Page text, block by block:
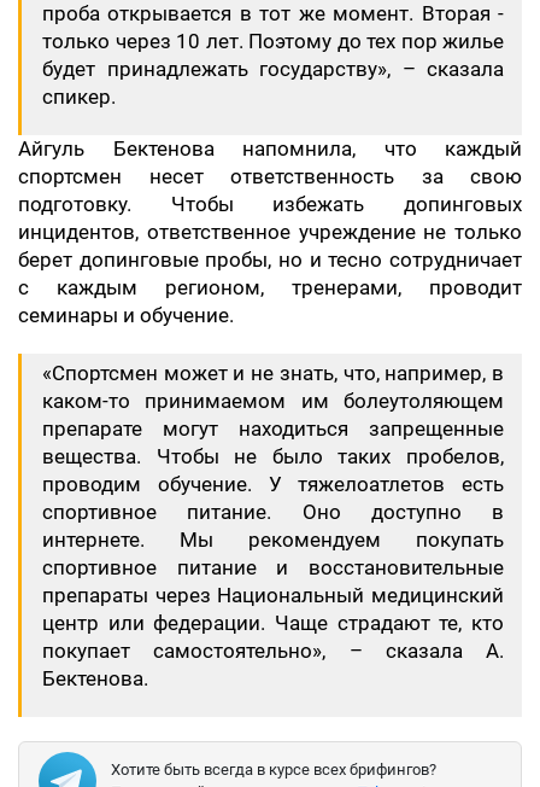
проба открывается в тот же момент. Вторая -
только через 10 лет. Поэтому до тех пор жилье
будет принадлежать государству», – сказала
спикер.
Айгуль Бектенова напомнила, что каждый
спортсмен несет ответственность за свою
подготовку. Чтобы избежать допинговых
инцидентов, ответственное учреждение не только
берет допинговые пробы, но и тесно сотрудничает
с каждым регионом, тренерами, проводит
семинары и обучение.
«Спортсмен может и не знать, что, например, в
каком-то принимаемом им болеутоляющем
препарате могут находиться запрещенные
вещества. Чтобы не было таких пробелов,
проводим обучение. У тяжелоатлетов есть
спортивное питание. Оно доступно в
интернете. Мы рекомендуем покупать
спортивное питание и восстановительные
препараты через Национальный медицинский
центр или федерации. Чаще страдают те, кто
покупает самостоятельно», – сказала А.
Бектенова.
Хотите быть всегда в курсе всех брифингов?